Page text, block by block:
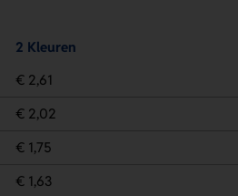
2 Kleuren
€ 2,61
€ 2,02
€ 1,75
€ 1,63